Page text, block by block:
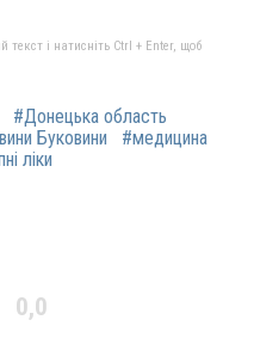
текст і натисніть Ctrl + Enter, щоб
#Донецька область
Буковини
#медицина
ліки
0,0